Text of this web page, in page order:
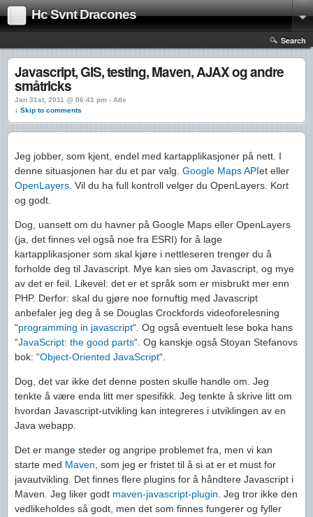
Hc Svnt Dracones
Search
Javascript, GIS, testing, Maven, AJAX og andre
småtricks
Jan 31st, 2011 @ 06:41 pm › Atle
↓ Skip to comments
Jeg jobber, som kjent, endel med kartapplikasjoner på nett. I
denne situasjonen har du et par valg. Google Maps APIet eller
OpenLayers . Vil du ha full kontroll velger du OpenLayers. Kort
og godt.
Dog, uansett om du havner på Google Maps eller OpenLayers
(ja, det finnes vel også noe fra ESRI) for å lage
kartapplikasjoner som skal kjøre i nettleseren trenger du å
forholde deg til Javascript. Mye kan sies om Javascript, og mye
av det er feil. Likevel: det er et språk som er misbrukt mer enn
PHP. Derfor: skal du gjøre noe fornuftig med Javascript
anbefaler jeg deg å se Douglas Crockfords videoforelesning
“programming in javascript“. Og også eventuelt lese boka hans
“JavaScript: the good parts“. Og kanskje også Stoyan Stefanovs
bok: “Object-Oriented JavaScript“.
Dog, det var ikke det denne posten skulle handle om. Jeg
tenkte å være enda litt mer spesifikk. Jeg tenkte å skrive litt om
hvordan Javascript-utvikling kan integreres i utviklingen av en
Java webapp.
Det er mange steder og angripe problemet fra, men vi kan
starte med Maven , som jeg er fristet til å si at er et must for
javautvikling. Det finnes flere plugins for å håndtere Javascript i
Maven. Jeg liker godt maven-javascript-plugin . Jeg tror ikke den
vedlikeholdes så godt, men det som finnes fungerer og fyller